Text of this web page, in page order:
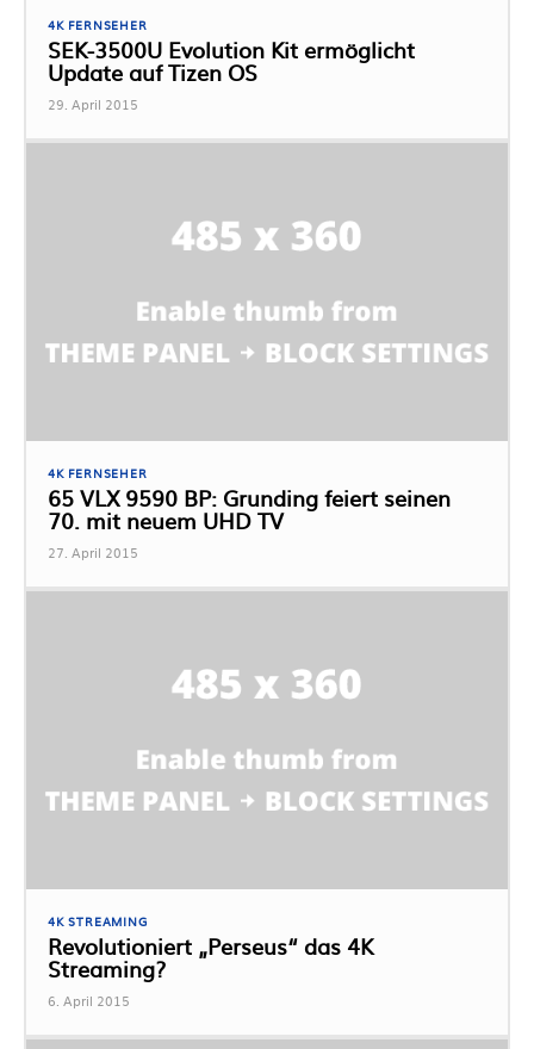
4K FERNSEHER
SEK-3500U Evolution Kit ermöglicht
Update auf Tizen OS
29. April 2015
4K FERNSEHER
65 VLX 9590 BP: Grunding feiert seinen
70. mit neuem UHD TV
27. April 2015
4K STREAMING
Revolutioniert „Perseus“ das 4K
Streaming?
6. April 2015